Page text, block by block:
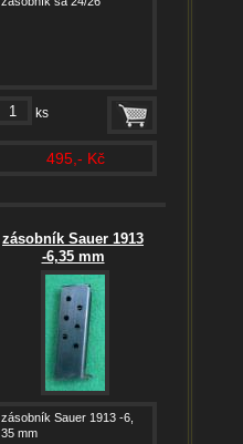
ks
495,- Kč
zásobník Sauer 1913
-6,35 mm
zásobník Sauer 1913 -6,
35 mm